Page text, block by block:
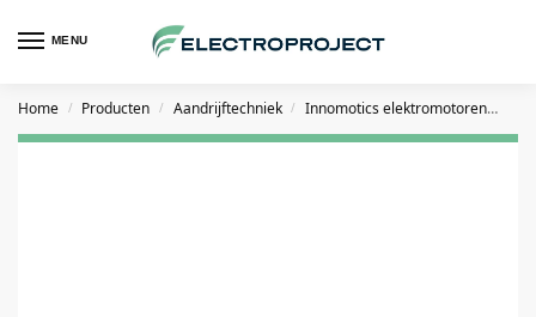
MENU
Home / Producten / Aandrijftechniek / Innomotics elektromotoren